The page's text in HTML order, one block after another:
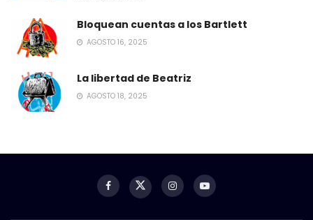
Bloquean cuentas a los Bartlett
AGOSTO 16, 2025
La libertad de Beatriz
AGOSTO 18, 2025